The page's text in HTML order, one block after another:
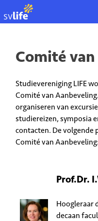
Comité
Studievereniging LIFE
Comité van
organiseren van
studiereizen, symposia
contacten. De volgende
Comité van Aanbeveling:
Prof.Dr.
Hoogleraar
decaan